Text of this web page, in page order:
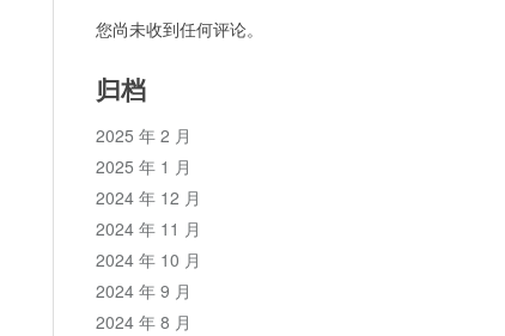
您尚未收到任何评论。
归档
2025 年 2 月
2025 年 1 月
2024 年 12 月
2024 年 11 月
2024 年 10 月
2024 年 9 月
2024 年 8 月